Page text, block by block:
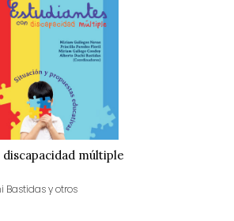
múltiple
Bastidas y otros